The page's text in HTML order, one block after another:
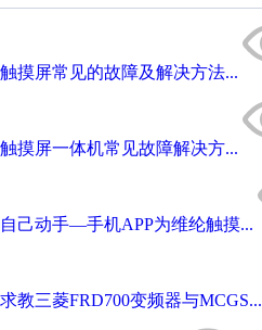
触摸屏常见的故障及解决方法...
触摸屏一体机常见故障解决方...
自己动手—手机APP为维纶触摸...
求教三菱FRD700变频器与MCGS...